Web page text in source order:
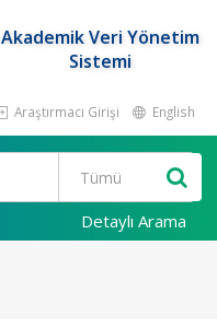
Akademik Veri Yönetim
Sistemi
Araştırmacı Girişi English
Detaylı Arama